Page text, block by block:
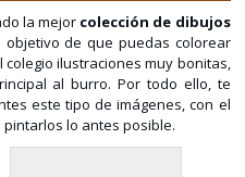
la mejor colección de dibujos
objetivo de que puedas colorear
ilustraciones muy bonitas,
al burro. Por todo ello, te
este tipo de imágenes, con el
lo antes posible.